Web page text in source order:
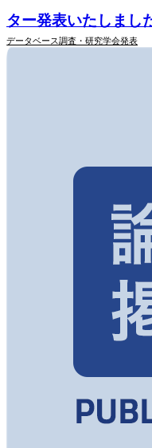
ター発表いたしまし
データベース調査・研究学会発表